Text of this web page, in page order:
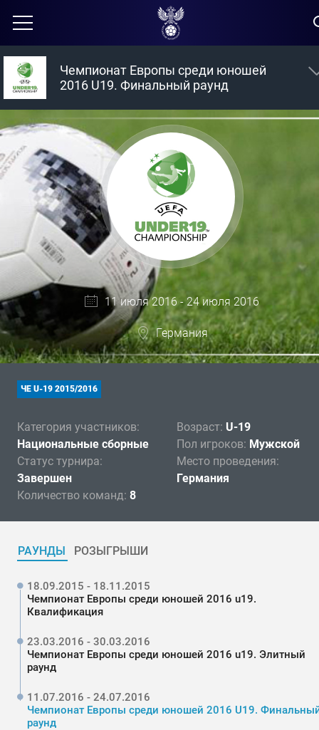
Чемпионат Европы среди юношей
2016 U19. Финальный раунд
11 июля 2016 - 24 июля 2016
Германия
ЧЕ U-19 2015/2016
Категория участников:
Национальные сборные
Статус турнира:
Завершен
Количество команд: 8
Возраст: U-19
Пол игроков: Мужской
Место проведения:
Германия
РАУНДЫ РОЗЫГРЫШИ
18.09.2015 - 18.11.2015
Чемпионат Европы среди юношей 2016 u19.
Квалификация
23.03.2016 - 30.03.2016
Чемпионат Европы среди юношей 2016 u19. Элитный
раунд
11.07.2016 - 24.07.2016
Чемпионат Европы среди юношей 2016 U19.
раунд